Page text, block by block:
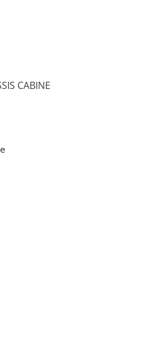
CABINE